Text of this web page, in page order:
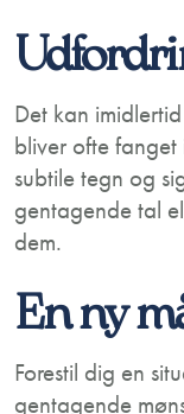
Det kan
bliver ofte
subtile tegn og
gentagende tal
dem.
En ny
Forestil dig en
gentagende